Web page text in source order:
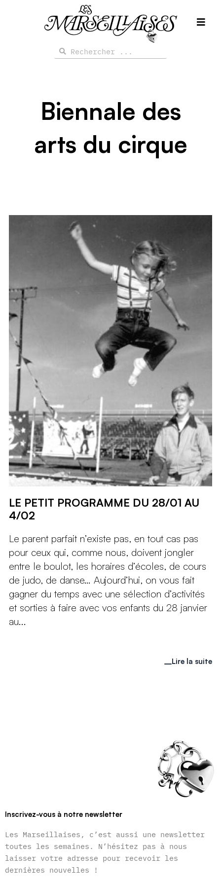
Rechercher
Rechercher
Biennale des
arts du cirque
LE PETIT PROGRAMME DU 28/01 AU
4/02
Le parent parfait n’existe pas, en tout cas pas
pour ceux qui, comme nous, doivent jongler
entre le boulot, les horaires d’écoles, de cours
de judo, de danse… Aujourd’hui, on vous fait
gagner du temps avec une sélection d’activités
et sorties à faire avec vos enfants du 28 janvier
au...
Lire la suite
Inscrivez-vous à notre newsletter
Les Marseillaises, c’est aussi une newsletter
toutes les semaines. N’hésitez pas à nous
laisser votre adresse pour recevoir les
dernières nouvelles !